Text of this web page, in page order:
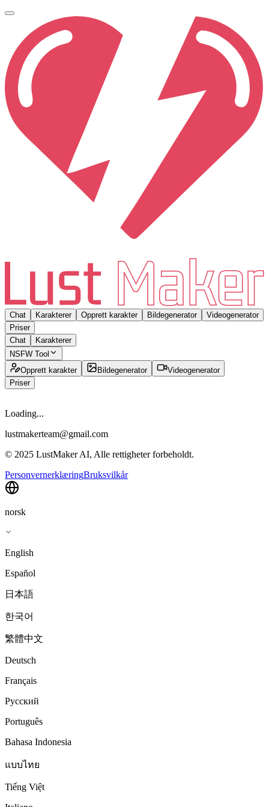
Chat Karakterer Opprett karakter Bildegenerator
Videogenerator
Priser
Chat
Karakterer
NSFW Tool
Opprett karakter
Bildegenerator
Videogenerator
Priser
Loading...
lustmakerteam@gmail.com
© 2025 LustMaker AI, Alle rettigheter forbeholdt.
PersonvernerklæringBruksvilkår
norsk
English
Español
日本語
한국어
繁體中文
Deutsch
Français
Русский
Português
Bahasa Indonesia
แบบไทย
Tiếng Việt